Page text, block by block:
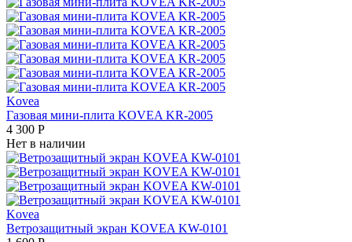
Kovea
Газовая мини-плита KOVEA KR-2005
4 300 Р
Нет в наличии
Kovea
Ветрозащитный экран KOVEA KW-0101